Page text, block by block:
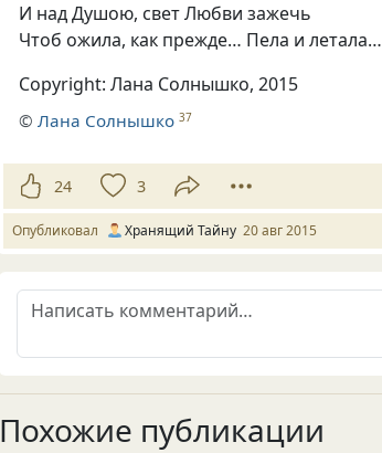
И над Душою, свет Любви зажечь
Чтоб ожила, как прежде… Пела и летала…
Copyright: Лана Солнышко, 2015
©Лана Солнышко 37
24 3
Опубликовал Хранящий Тайну 20 авг 2015
Похожие публикации